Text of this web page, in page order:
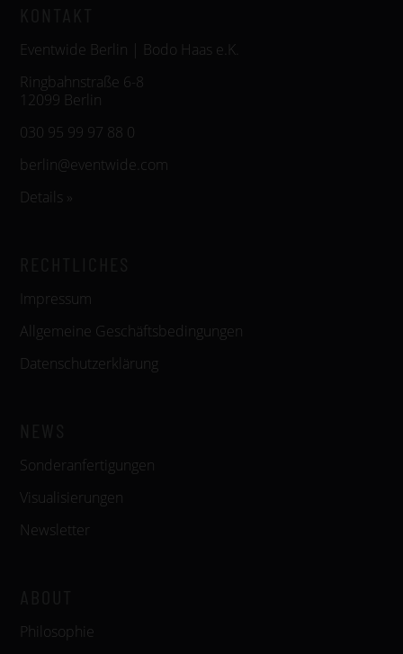
Eventwide Berlin | Bodo Haas e.K.
Ringbahnstraße 6-8
12099 Berlin
030 95 99 97 88 0
berlin@eventwide.com
Details »
Impressum
Allgemeine Geschäftsbedingungen
Datenschutzerklärung
Sonderanfertigungen
Visualisierungen
Newsletter
Philosophie